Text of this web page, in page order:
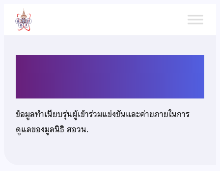
เนื้อหา
ข้อมูลทำเนียบรุ่นผู้เข้าร่วมแข่งขันและค่ายภายในการ
ดูแลของมูลนิธิ สอวน.